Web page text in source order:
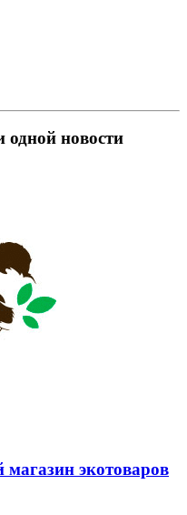
одной новости
экотоваров